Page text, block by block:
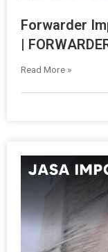
Forwarder
|
Read More »